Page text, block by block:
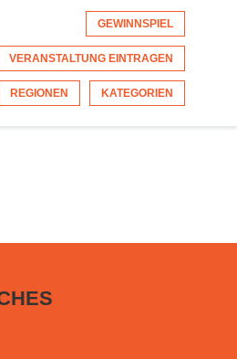
GEWINNSPIEL
VERANSTALTUNG EINTRAGEN
REGIONEN KATEGORIEN